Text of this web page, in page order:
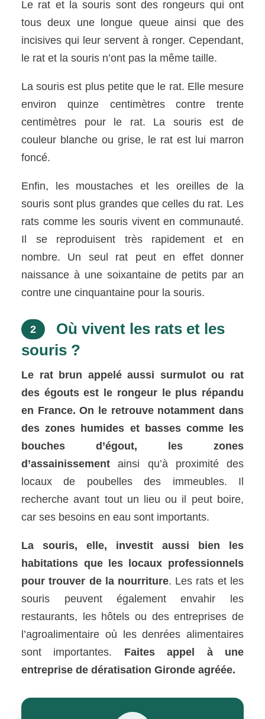
Le rat et la souris sont des rongeurs qui ont
tous deux une longue queue ainsi que des
incisives qui leur servent à ronger. Cependant,
le rat et la souris n’ont pas la même taille.
La souris est plus petite que le rat. Elle mesure
environ quinze centimètres contre trente
centimètres pour le rat. La souris est de
couleur blanche ou grise, le rat est lui marron
foncé.
Enfin, les moustaches et les oreilles de la
souris sont plus grandes que celles du rat. Les
rats comme les souris vivent en communauté.
Il se reproduisent très rapidement et en
nombre. Un seul rat peut en effet donner
naissance à une soixantaine de petits par an
contre une cinquantaine pour la souris.
2
Où vivent les rats et les
souris ?
Le rat brun appelé aussi surmulot ou rat
des égouts est le rongeur le plus répandu
en France. On le retrouve notamment dans
des zones humides et basses comme les
bouches d’égout, les zones
d’assainissement ainsi qu’à proximité des
locaux de poubelles des immeubles. Il
recherche avant tout un lieu ou il peut boire,
car ses besoins en eau sont importants.
La souris, elle, investit aussi bien les
habitations que les locaux professionnels
pour trouver de la nourriture. Les rats et les
souris peuvent également envahir les
restaurants, les hôtels ou des entreprises de
l’agroalimentaire où les denrées alimentaires
sont importantes. Faites appel à une
entreprise de dératisation Gironde agréée.